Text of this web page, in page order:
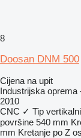
8
Doosan DNM 500
Cijena na upit
Industrijska oprema
2010
CNC ✓ Tip vertikalni
površine 540 mm
mm Kretanje po Z